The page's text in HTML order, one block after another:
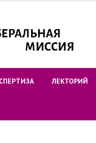
ЛЕКТОРИЙ